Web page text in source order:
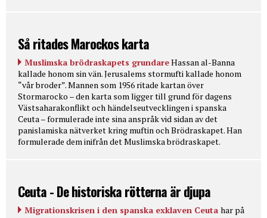
Så ritades Marockos karta
Muslimska brödraskapets grundareHassan al-Banna
kallade honom sin vän. Jerusalems stormufti kallade honom
“vår broder”. Mannen som 1956 ritade kartan över
Stormarocko – den karta som ligger till grund för dagens
Västsaharakonflikt och händelseutvecklingen i spanska
Ceuta – formulerade inte sina anspråk vid sidan av det
panislamiska nätverket kring muftin och Brödraskapet. Han
formulerade dem inifrån det Muslimska brödraskapet.
Ceuta - De historiska rötterna är djupa
Migrationskrisen i den spanska exklaven Ceuta har på